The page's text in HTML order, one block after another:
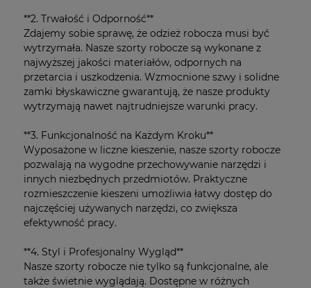
**2. Trwałość i Odporność**
Zdajemy sobie sprawę, że odzież robocza musi być
wytrzymała. Nasze szorty robocze są wykonane z
najwyższej jakości materiałów, odpornych na
przetarcia i uszkodzenia. Wzmocnione szwy i solidne
zamki błyskawiczne gwarantują, że nasze produkty
wytrzymają nawet najtrudniejsze warunki pracy.
**3. Funkcjonalność na Każdym Kroku**
Wyposażone w liczne kieszenie, nasze szorty robocze
pozwalają na wygodne przechowywanie narzędzi i
innych niezbędnych przedmiotów. Praktyczne
rozmieszczenie kieszeni umożliwia łatwy dostęp do
najczęściej używanych narzędzi, co zwiększa
efektywność pracy.
**4. Styl i Profesjonalny Wygląd**
Nasze szorty robocze nie tylko są funkcjonalne, ale
także świetnie wyglądają. Dostępne w różnych